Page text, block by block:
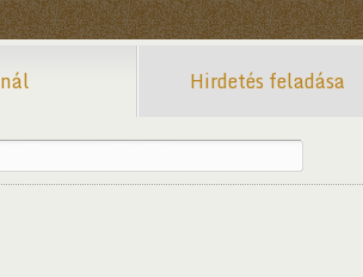
Hirdetés feladása